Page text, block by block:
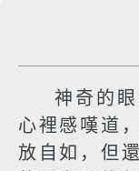
神奇的
心裡感嘆道
放自如，但